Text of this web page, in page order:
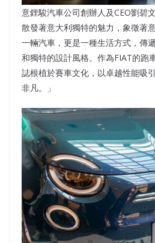
意鋰駿汽車公司創辦人及CEO劉碧
散發著意大利獨特的魅力，象徵著
一輛汽車，更是一種生活方式，傳
和獨特的設計風格。作為FIAT的跑
誌根植於賽車文化，以卓越性能吸
非凡。」